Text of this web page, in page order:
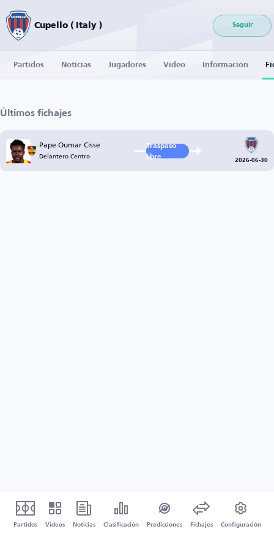
Cupello ( Italy ) Seguir
Partidos Noticias Jugadores Vídeo Información
Últimos fichajes
Pape Oumar Cisse
Delantero Centro
Traspaso
libre
2026-06-30
Partidos Vídeos Noticias Clasificación Predicciones Fichajes Configuración